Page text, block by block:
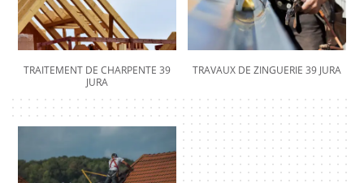
TRAITEMENT DE CHARPENTE 39
JURA
TRAVAUX DE ZINGUERIE 39 JURA